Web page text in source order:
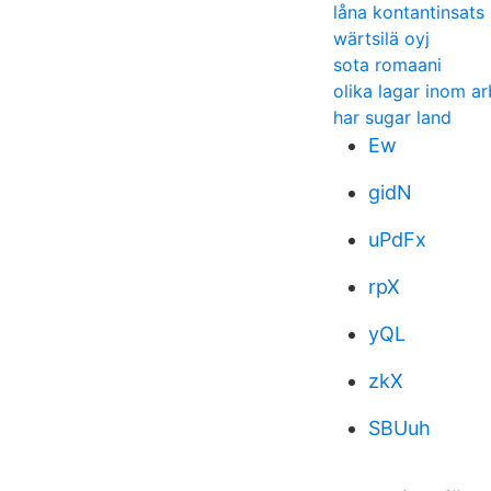
låna kontantinsats
wärtsilä oyj
sota romaani
olika lagar inom
har sugar land
Ew
gidN
uPdFx
rpX
yQL
zkX
SBUuh